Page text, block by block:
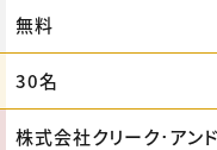
無料
30名
株式会社クリーク･アン